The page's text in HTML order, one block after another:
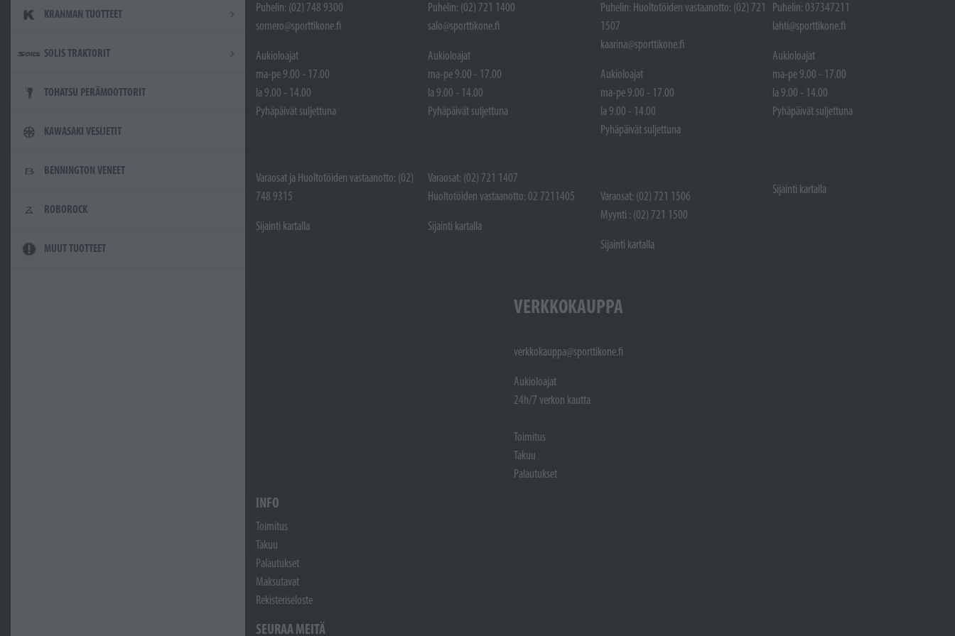
KRANMAN TUOTTEET
SOLIS TRAKTORIT
TOHATSU PERÄMOOTTORIT
KAWASAKI VESIJETIT
BENNINGTON VENEET
ROBOROCK
MUUT TUOTTEET
Puhelin: (02) 748 9300
somero@sporttikone.fi
Aukioloajat
ma-pe 9.00 - 17.00
la 9.00 - 14.00
Pyhäpäivät suljettuna
Varaosat ja Huoltotöiden vastaanotto: (02)
748 9315
Sijainti kartalla
Puhelin: (02) 721 1400
salo@sporttikone.fi
Aukioloajat
ma-pe 9.00 - 17.00
la 9.00 - 14.00
Pyhäpäivät suljettuna
Varaosat: (02) 721 1407
Huoltotöiden vastaanotto: 02 7211405
Sijainti kartalla
Puhelin: Huoltotöiden vastaanotto: (02) 721
1507
kaarina@sporttikone.fi
Aukioloajat
ma-pe 9.00 - 17.00
la 9.00 - 14.00
Pyhäpäivät suljettuna
Varaosat: (02) 721 1506
Myynti : (02) 721 1500
Sijainti kartalla
Puhelin: 037347211
lahti@sporttikone.fi
Aukioloajat
ma-pe 9.00 - 17.00
la 9.00 - 14.00
Pyhäpäivät suljettuna
Sijainti kartalla
VERKKOKAUPPA
verkkokauppa@sporttikone.fi
Aukioloajat
24h/7 verkon kautta
Toimitus
Takuu
Palautukset
INFO
Toimitus
Takuu
Palautukset
Maksutavat
Rekisteriseloste
SEURAA MEITÄ